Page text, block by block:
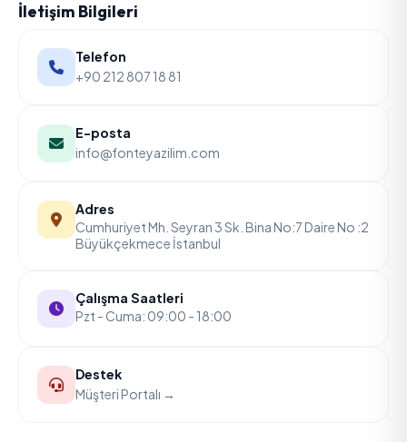
İletişim Bilgileri
Telefon
+90 212 807 18 81
E-posta
info@fonteyazilim.com
Adres
Cumhuriyet Mh. Seyran 3 Sk. Bina No:7 Daire No :2
Büyükçekmece İstanbul
Çalışma Saatleri
Pzt - Cuma: 09:00 - 18:00
Destek
Müşteri Portalı →